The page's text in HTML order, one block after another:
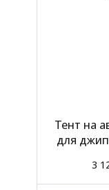
Тент на
для
3